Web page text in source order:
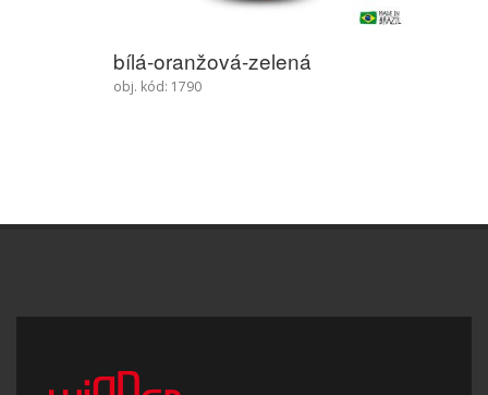
bílá-oranžová-zelená
obj. kód: 1790